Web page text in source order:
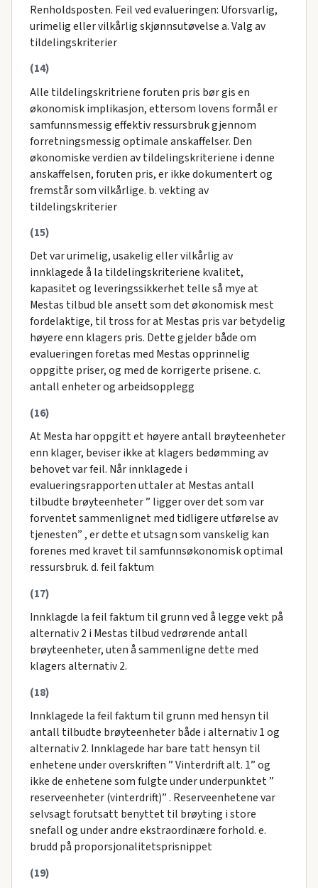
Renholdsposten. Feil ved evalueringen: Uforsvarlig,
urimelig eller vilkårlig skjønnsutøvelse a. Valg av
tildelingskriterier
(14)
Alle tildelingskritriene foruten pris bør gis en
økonomisk implikasjon, ettersom lovens formål er
samfunnsmessig effektiv ressursbruk gjennom
forretningsmessig optimale anskaffelser. Den
økonomiske verdien av tildelingskriteriene i denne
anskaffelsen, foruten pris, er ikke dokumentert og
fremstår som vilkårlige. b. vekting av
tildelingskriterier
(15)
Det var urimelig, usakelig eller vilkårlig av
innklagede å la tildelingskriteriene kvalitet,
kapasitet og leveringssikkerhet telle så mye at
Mestas tilbud ble ansett som det økonomisk mest
fordelaktige, til tross for at Mestas pris var betydelig
høyere enn klagers pris. Dette gjelder både om
evalueringen foretas med Mestas opprinnelig
oppgitte priser, og med de korrigerte prisene. c.
antall enheter og arbeidsopplegg
(16)
At Mesta har oppgitt et høyere antall brøyteenheter
enn klager, beviser ikke at klagers bedømming av
behovet var feil. Når innklagede i
evalueringsrapporten uttaler at Mestas antall
tilbudte brøyteenheter ” ligger over det som var
forventet sammenlignet med tidligere utførelse av
tjenesten” , er dette et utsagn som vanskelig kan
forenes med kravet til samfunnsøkonomisk optimal
ressursbruk. d. feil faktum
(17)
Innklagde la feil faktum til grunn ved å legge vekt på
alternativ 2 i Mestas tilbud vedrørende antall
brøyteenheter, uten å sammenligne dette med
klagers alternativ 2.
(18)
Innklagede la feil faktum til grunn med hensyn til
antall tilbudte brøyteenheter både i alternativ 1 og
alternativ 2. Innklagede har bare tatt hensyn til
enhetene under overskriften ” Vinterdrift alt. 1” og
ikke de enhetene som fulgte under underpunktet ”
reserveenheter (vinterdrift)” . Reserveenhetene var
selvsagt forutsatt benyttet til brøyting i store
snefall og under andre ekstraordinære forhold. e.
brudd på proporsjonalitetsprisnippet
(19)